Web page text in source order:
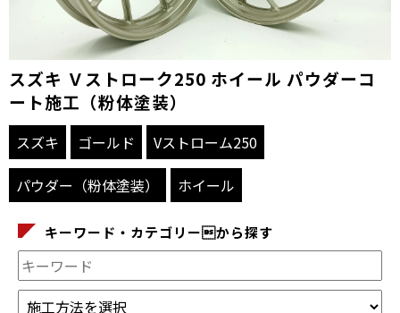
スズキ Ｖストローク250 ホイール パウダーコ
ート施工（粉体塗装）
スズキ ゴールド
Vストローム250
パウダー（粉体塗装）
ホイール
キーワード・カテゴリーから探す